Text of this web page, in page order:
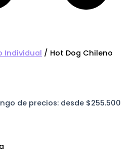
Individual / Hot Dog Chileno
de precios: desde $255.500